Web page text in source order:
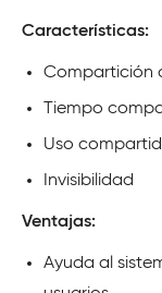
Características:
Compartición
Tiempo
Uso
Invisibilidad
Ventajas:
Ayuda al